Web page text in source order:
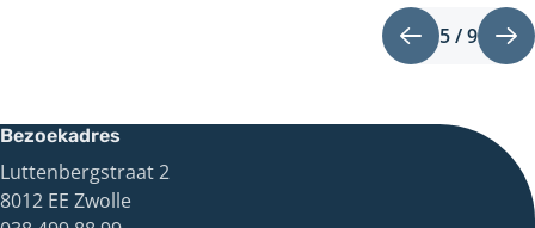
Vorige
5 / 9
5
Bezoekadres
Luttenbergstraat 2
8012 EE Zwolle